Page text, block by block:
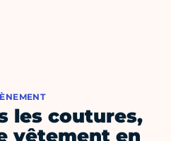
les coutures,
vêtement en